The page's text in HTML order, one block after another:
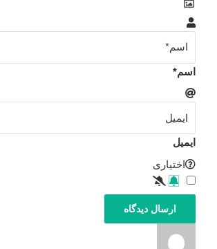
اسم*
ایمیل
اختیاری